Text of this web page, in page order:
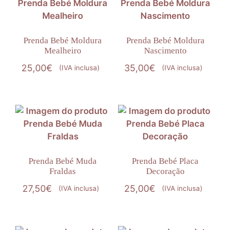
Prenda Bebé Moldura
Mealheiro
25,00€ (IVA inclusa)
Prenda Bebé Moldura
Nascimento
35,00€ (IVA inclusa)
Prenda Bebé Muda
Fraldas
27,50€ (IVA inclusa)
Prenda Bebé Placa
Decoração
25,00€ (IVA inclusa)